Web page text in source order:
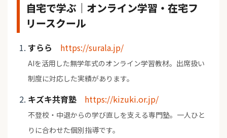
自宅で学ぶ｜オンライン学習・在宅フ
リースクール
すらら https://surala.jp/
AIを活用した無学年式のオンライン学習教材。出席扱い
制度に対応した実績があります。
キズキ共育塾 https://kizuki.or.jp/
不登校・中退からの学び直しを支える専門塾。一人ひと
りに合わせた個別指導です。